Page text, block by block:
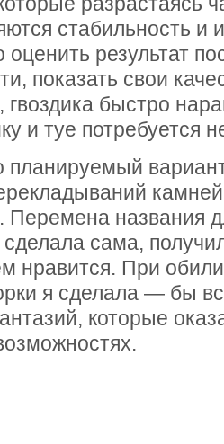
стабильность и
результат
показать свои
гвоздика быстро
и туе потребуется
планируемый
Перемена названия
сделала сама,
нравится. При
я сделала — бы
которые